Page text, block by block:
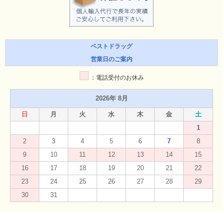
ベストドラッグ
営業日のご案内
：電話受付のお休み
2026年 8月
日 月 火 水 木 金
土
1
2
3 4 5 6 7
8
9
10 11 12 13 14
15
16
17 18 19 20 21
22
23
24 25 26 27 28
29
30
31